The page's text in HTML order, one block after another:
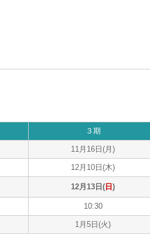
３期
11月16日(月)
12月10日(木)
12月13日( 日 )
10:30
1月5日(火)